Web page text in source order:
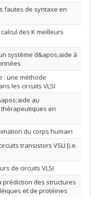
fautes de syntaxe en
des K meilleurs
système d&apos;aide à
: une méthode
les circuits VLSI
au
en
du corps humain
transistors VSLI [i.e.
de circuits VLSI
prédiction des structures
et de protéines